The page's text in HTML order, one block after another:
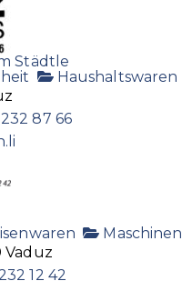
Städtle
Haushaltswaren
87 66
Maschinen
Vaduz
12 42